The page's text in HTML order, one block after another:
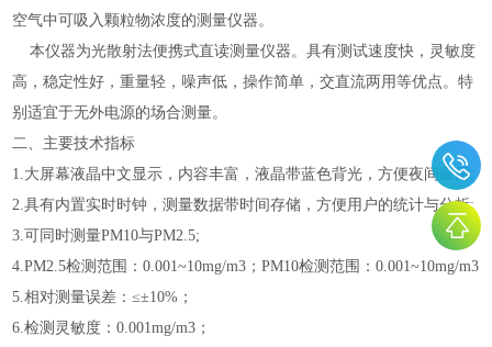
空气中可吸入颗粒物浓度的测量仪器。
本仪器为光散射法便携式直读测量仪器。具有测试速度快，灵敏度
高，稳定性好，重量轻，噪声低，操作简单，交直流两用等优点。特
别适宜于无外电源的场合测量。
二、主要技术指标
1.大屏幕液晶中文显示，内容丰富，液晶带蓝色背光，方便夜间应用;
2.具有内置实时时钟，测量数据带时间存储，方便用户的统计与分析;
3.可同时测量PM10与PM2.5;
4.PM2.5检测范围：0.001~10mg/m3；PM10检测范围：0.001~10mg/m3
5.相对测量误差：≤±10%；
6.检测灵敏度：0.001mg/m3；